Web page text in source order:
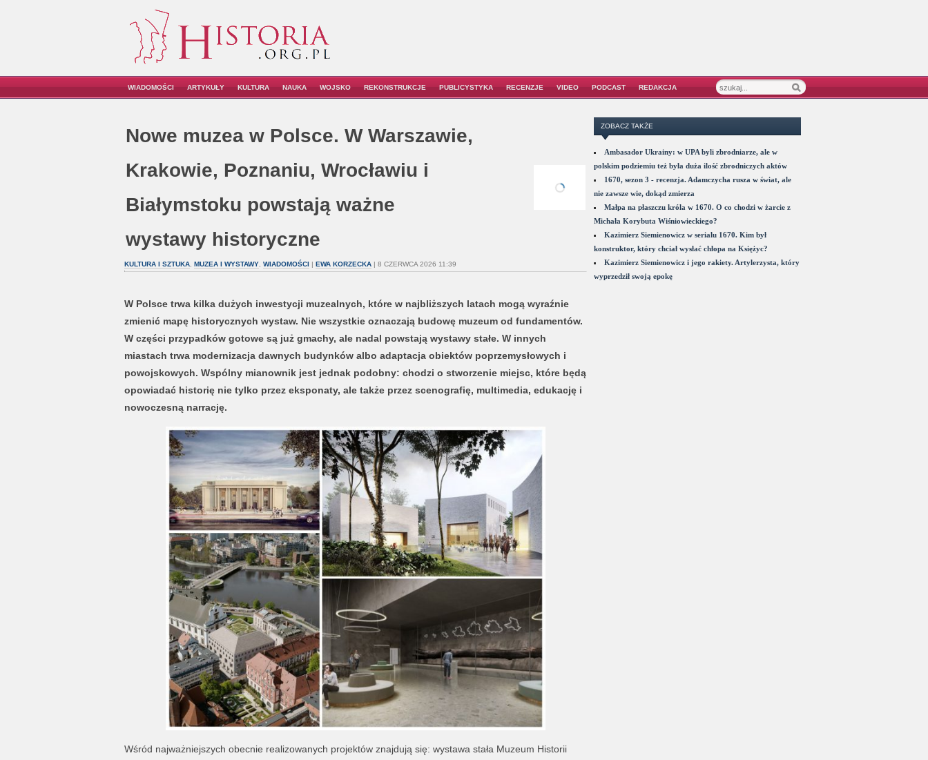
WIADOMOŚCI ARTYKUŁY KULTURA NAUKA WOJSKO REKONSTRUKCJE PUBLICYSTYKA RECENZJE VIDEO PODCAST REDAKCJA
Nowe muzea w Polsce. W Warszawie,
Krakowie, Poznaniu, Wrocławiu i
Białymstoku powstają ważne
wystawy historyczne
KULTURA I SZTUKA, MUZEA I WYSTAWY, WIADOMOŚCI| EWA KORZECKA| 8 CZERWCA 2026 11:39
W Polsce trwa kilka dużych inwestycji muzealnych, które w najbliższych latach mogą wyraźnie
zmienić mapę historycznych wystaw. Nie wszystkie oznaczają budowę muzeum od fundamentów.
W części przypadków gotowe są już gmachy, ale nadal powstają wystawy stałe. W innych
miastach trwa modernizacja dawnych budynków albo adaptacja obiektów poprzemysłowych i
powojskowych. Wspólny mianownik jest jednak podobny: chodzi o stworzenie miejsc, które będą
opowiadać historię nie tylko przez eksponaty, ale także przez scenografię, multimedia, edukację i
nowoczesną narrację.
Wśród najważniejszych obecnie realizowanych projektów znajdują się: wystawa stała Muzeum Historii
ZOBACZ TAKŻE
Ambasador Ukrainy: w UPA byli zbrodniarze, ale w
polskim podziemiu też była duża ilość zbrodniczych aktów
1670, sezon 3 - recenzja. Adamczycha rusza w świat, ale
nie zawsze wie, dokąd zmierza
Małpa na płaszczu króla w 1670. O co chodzi w żarcie z
Michała Korybuta Wiśniowieckiego?
Kazimierz Siemienowicz w serialu 1670. Kim był
konstruktor, który chciał wysłać chłopa na Księżyc?
Kazimierz Siemienowicz i jego rakiety. Artylerzysta, który
wyprzedził swoją epokę